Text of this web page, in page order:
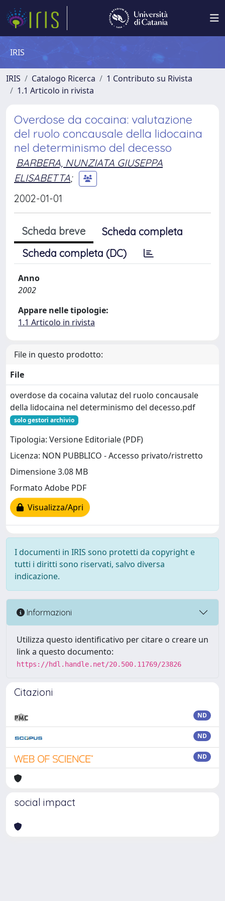
IRIS
IRIS Catalogo Ricerca
1 Contributo su Rivista
1.1 Articolo in rivista
Overdose da cocaina: valutazione
del ruolo concausale della lidocaina
nel determinismo del decesso
BARBERA, NUNZIATA GIUSEPPA
ELISABETTA;
2002-01-01
Scheda breve
Scheda completa
Scheda completa (DC)
Anno
2002
Appare nelle tipologie:
1.1 Articolo in rivista
File in questo prodotto:
File
overdose da cocaina valutaz del ruolo concausale
della lidocaina nel determinismo del decesso.pdf
solo gestori archivio
Tipologia: Versione Editoriale (PDF)
Licenza: NON PUBBLICO - Accesso privato/ristretto
Dimensione 3.08 MB
Formato Adobe PDF
Visualizza/Apri
I documenti in IRIS sono protetti da copyright e
tutti i diritti sono riservati, salvo diversa
indicazione.
Informazioni
Utilizza questo identificativo per citare o creare un
link a questo documento:
https://hdl.handle.net/20.500.11769/23826
Citazioni
ND
ND
ND
social impact